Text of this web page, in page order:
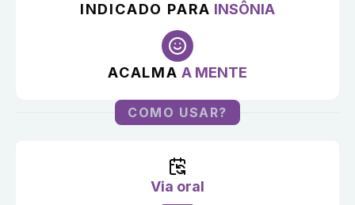
INDICADO PARA INSÔNIA
ACALMA A MENTE
COMO USAR?
Via oral